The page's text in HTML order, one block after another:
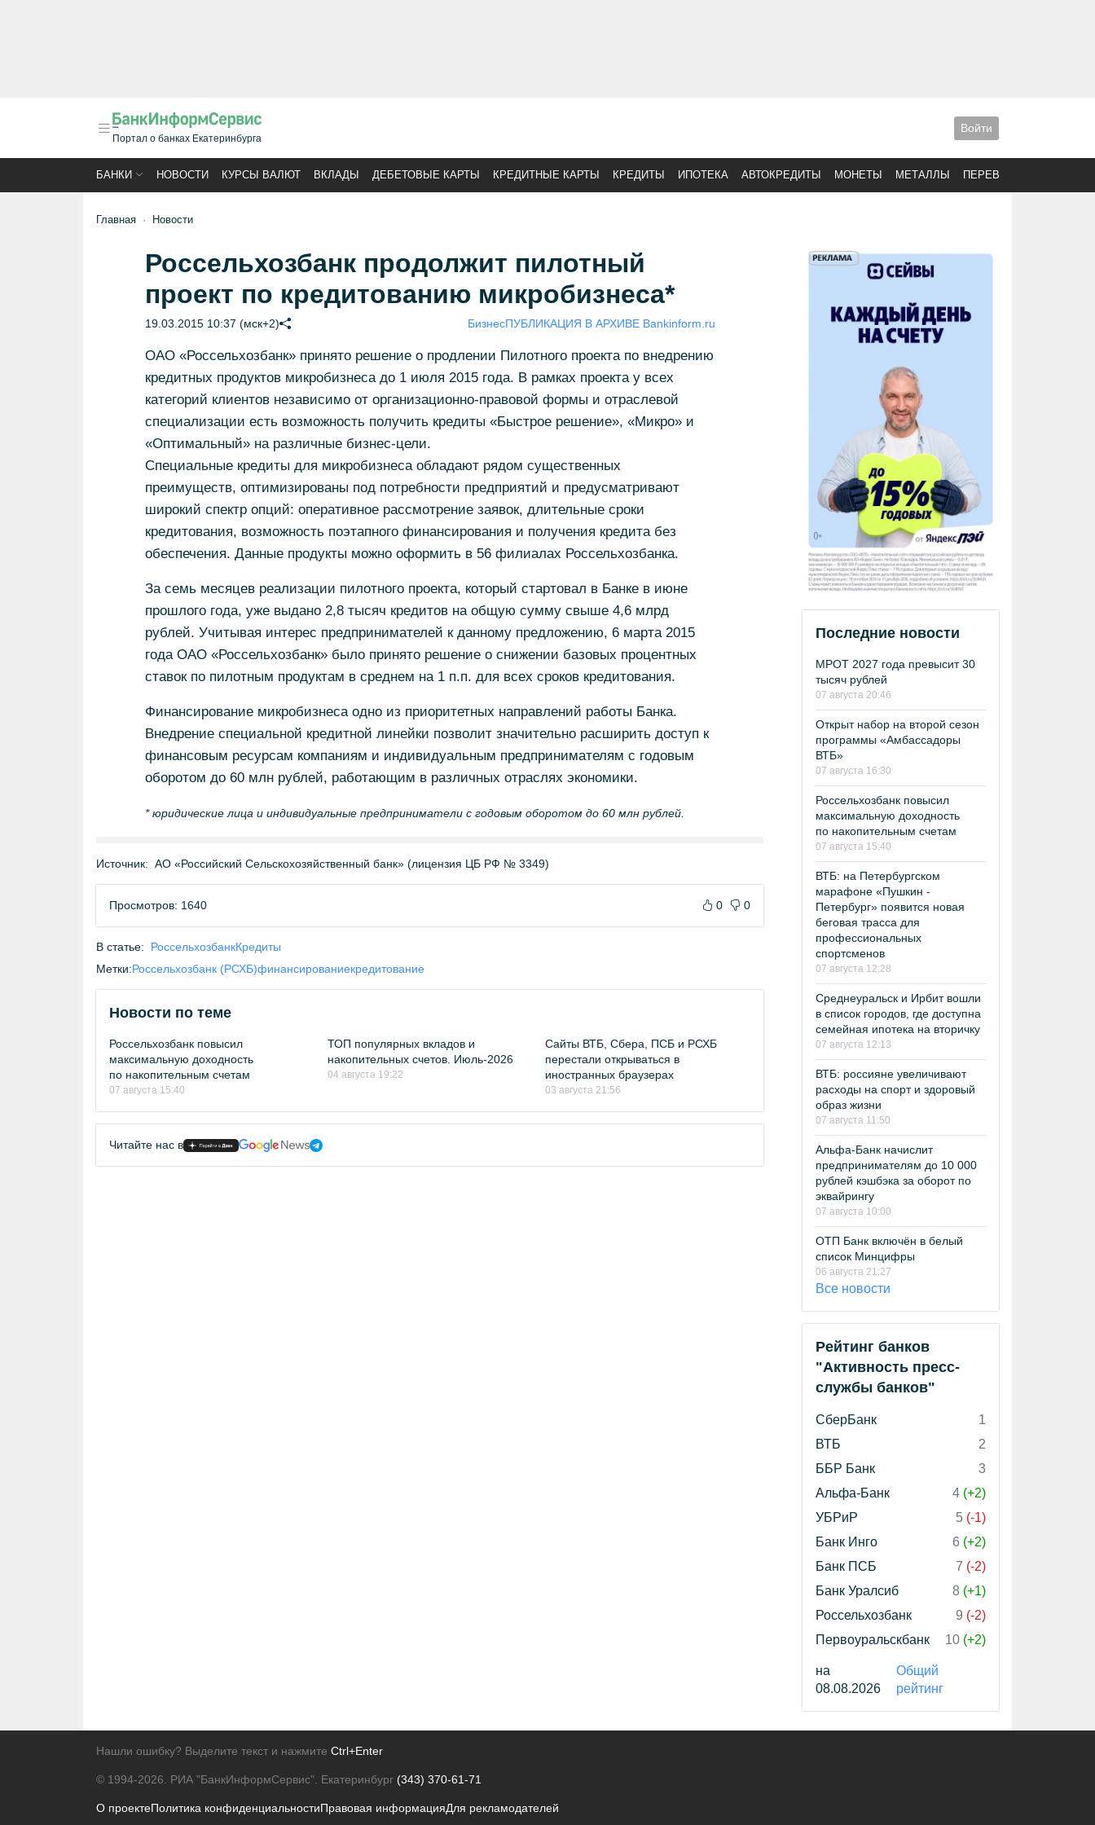
Портал о банках Екатеринбурга
Войти
БАНКИ НОВОСТИ КУРСЫ ВАЛЮТ ВКЛАДЫ ДЕБЕТОВЫЕ КАРТЫ КРЕДИТНЫЕ КАРТЫ КРЕДИТЫ ИПОТЕКА АВТОКРЕДИТЫ МОНЕТЫ МЕТАЛЛЫ ПЕРЕВОДЫ
Главная Новости
Россельхозбанк продолжит пилотный
проект по кредитованию микробизнеса*
19.03.2015 10:37 (мск+2) БизнесПУБЛИКАЦИЯ В АРХИВЕ Bankinform.ru
ОАО «Россельхозбанк» принято решение о продлении Пилотного проекта по внедрению
кредитных продуктов микробизнеса до 1 июля 2015 года. В рамках проекта у всех
категорий клиентов независимо от организационно-правовой формы и отраслевой
специализации есть возможность получить кредиты «Быстрое решение», «Микро» и
«Оптимальный» на различные бизнес-цели.
Специальные кредиты для микробизнеса обладают рядом существенных
преимуществ, оптимизированы под потребности предприятий и предусматривают
широкий спектр опций: оперативное рассмотрение заявок, длительные сроки
кредитования, возможность поэтапного финансирования и получения кредита без
обеспечения. Данные продукты можно оформить в 56 филиалах Россельхозбанка.
За семь месяцев реализации пилотного проекта, который стартовал в Банке в июне
прошлого года, уже выдано 2,8 тысяч кредитов на общую сумму свыше 4,6 млрд
рублей. Учитывая интерес предпринимателей к данному предложению, 6 марта 2015
года ОАО «Россельхозбанк» было принято решение о снижении базовых процентных
ставок по пилотным продуктам в среднем на 1 п.п. для всех сроков кредитования.
Финансирование микробизнеса одно из приоритетных направлений работы Банка.
Внедрение специальной кредитной линейки позволит значительно расширить доступ к
финансовым ресурсам компаниям и индивидуальным предпринимателям с годовым
оборотом до 60 млн рублей, работающим в различных отраслях экономики.
* юридические лица и индивидуальные предприниматели с годовым оборотом до 60 млн рублей.
Источник: АО «Российский Сельскохозяйственный банк» (лицензия ЦБ РФ № 3349)
Просмотров: 1640 0 0
В статье: РоссельхозбанкКредиты
Метки:Россельхозбанк (РСХБ)финансированиекредитование
Новости по теме
Россельхозбанк повысил
максимальную доходность
по накопительным счетам
07 августа 15:40
ТОП популярных вкладов и
накопительных счетов. Июль-2026
04 августа 19:22
Сайты ВТБ, Сбера, ПСБ и РСХБ
перестали открываться в
иностранных браузерах
03 августа 21:56
Читайте нас в
Последние новости
МРОТ 2027 года превысит 30
тысяч рублей
07 августа 20:46
Открыт набор на второй сезон
программы «Амбассадоры
ВТБ»
07 августа 16:30
Россельхозбанк повысил
максимальную доходность
по накопительным счетам
07 августа 15:40
ВТБ: на Петербургском
марафоне «Пушкин -
Петербург» появится новая
беговая трасса для
профессиональных
спортсменов
07 августа 12:28
Среднеуральск и Ирбит вошли
в список городов, где доступна
семейная ипотека на вторичку
07 августа 12:13
ВТБ: россияне увеличивают
расходы на спорт и здоровый
образ жизни
07 августа 11:50
Альфа-Банк начислит
предпринимателям до 10 000
рублей кэшбэка за оборот по
эквайрингу
07 августа 10:00
ОТП Банк включён в белый
список Минцифры
06 августа 21:27
Все новости
Рейтинг банков
"Активность пресс-
службы банков"
СберБанк
1
ВТБ
2
ББР Банк
3
Альфа-Банк
4 (+2)
УБРиР
5 (-1)
Банк Инго
6 (+2)
Банк ПСБ
7 (-2)
Банк Уралсиб
8 (+1)
Россельхозбанк
9 (-2)
Первоуральскбанк
10 (+2)
на
08.08.2026
Общий
рейтинг
Нашли ошибку? Выделите текст и нажмите Ctrl+Enter
© 1994-2026. РИА "БанкИнформСервис". Екатеринбург (343) 370-61-71
О проектеПолитика конфиденциальностиПравовая информацияДля рекламодателей